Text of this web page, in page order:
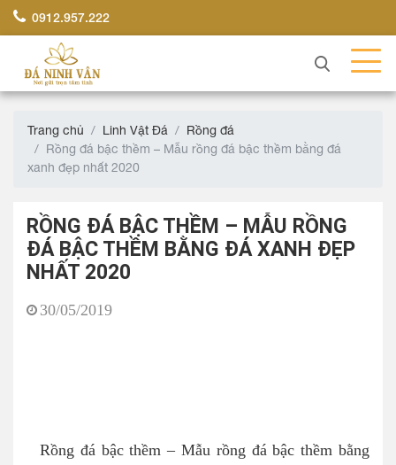
0912.957.222
Trang chủ Linh Vật Đá
Rồng đá
Rồng đá bậc thềm – Mẫu rồng đá bậc thềm bằng đá
xanh đẹp nhất 2020
RỒNG ĐÁ BẬC THỀM – MẪU RỒNG
ĐÁ BẬC THỀM BẰNG ĐÁ XANH ĐẸP
NHẤT 2020
30/05/2019
Rồng đá bậc thềm – Mẫu rồng đá bậc thềm bằng